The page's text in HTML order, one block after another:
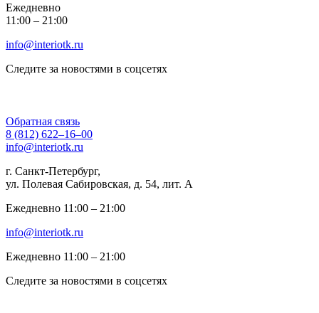
Ежедневно
11:00 ‒ 21:00
info@interiotk.ru
Следите за новостями в соцсетях
Обратная связь
8 (812) 622‒16‒00
info@interiotk.ru
г. Санкт-Петербург,
ул. Полевая Сабировская, д. 54, лит. А
Ежедневно 11:00 ‒ 21:00
info@interiotk.ru
Ежедневно 11:00 ‒ 21:00
Следите за новостями в соцсетях